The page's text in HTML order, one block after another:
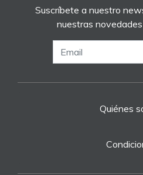
Suscríbete a nuestro
nuestras
Quiénes